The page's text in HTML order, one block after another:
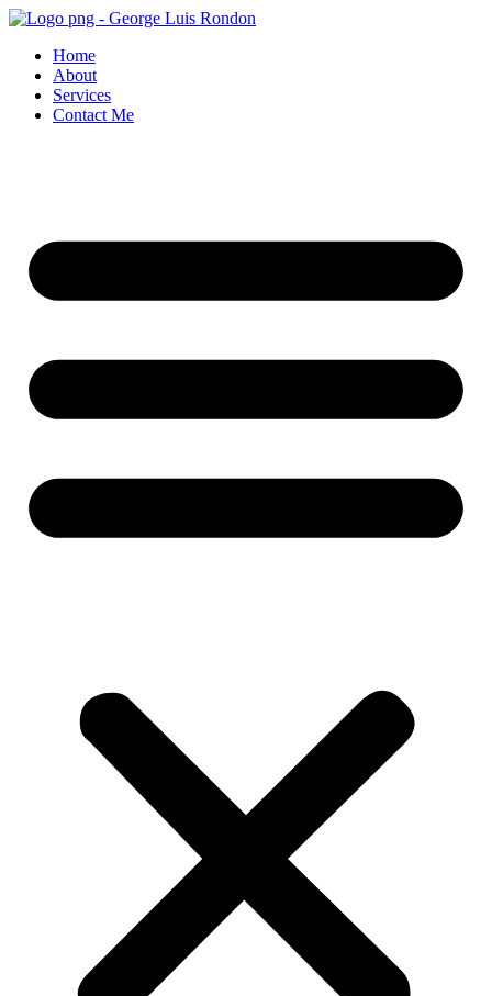
Skip
contentHome
About
Services
Contact Me